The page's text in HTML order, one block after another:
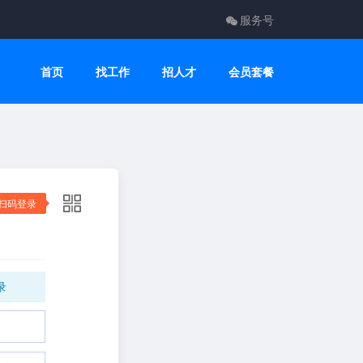
服务号
首页 找工作 招人才 会员套餐
码登录